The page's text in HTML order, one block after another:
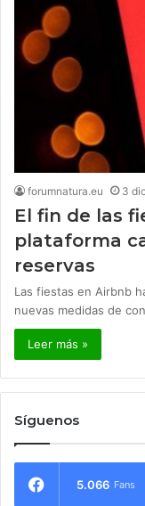
forumnatura.eu 3
El fin de las
plataforma
reservas
Las fiestas en Airbnb
nuevas medidas de
Leer más »
Síguenos
5.066 Fans